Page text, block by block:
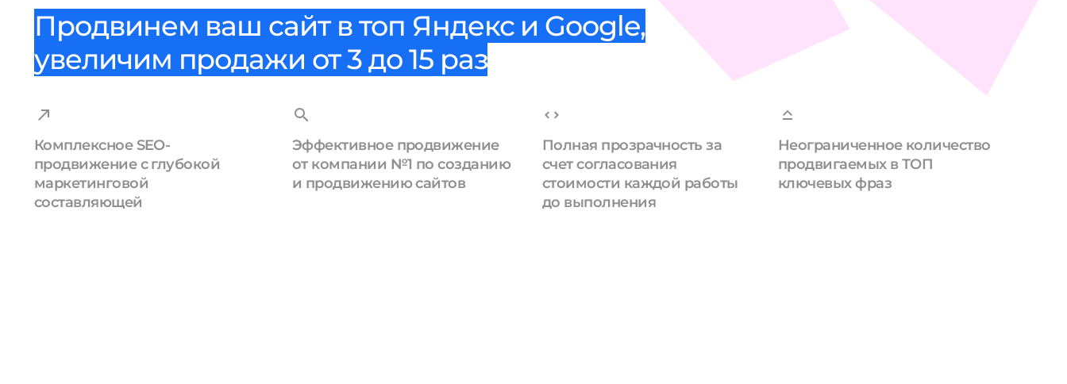
Продвинем ваш сайт в топ Яндекс и Google,
увеличим продажи от 3 до 15 раз
Комплексное SEO-
продвижение с глубокой
маркетинговой
составляющей
Эффективное продвижение
от компании №1 по созданию
и продвижению сайтов
Полная прозрачность за
счет согласования
стоимости каждой работы
до выполнения
Неограниченное количество
продвигаемых в ТОП
ключевых фраз